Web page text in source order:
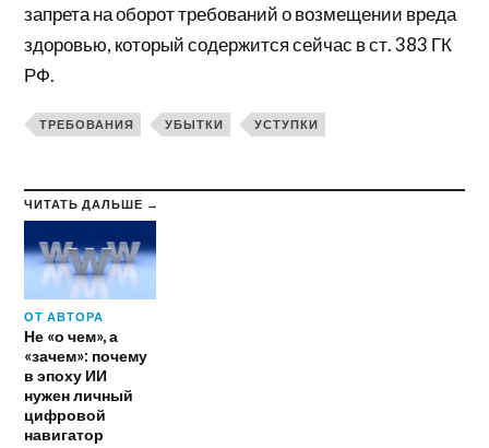
запрета на оборот требований о возмещении вреда
здоровью, который содержится сейчас в ст. 383 ГК
РФ.
ТРЕБОВАНИЯ УБЫТКИ УСТУПКИ
ЧИТАТЬ ДАЛЬШЕ →
ОТ АВТОРА
Не «о чем», а
«зачем»: почему
в эпоху ИИ
нужен личный
цифровой
навигатор